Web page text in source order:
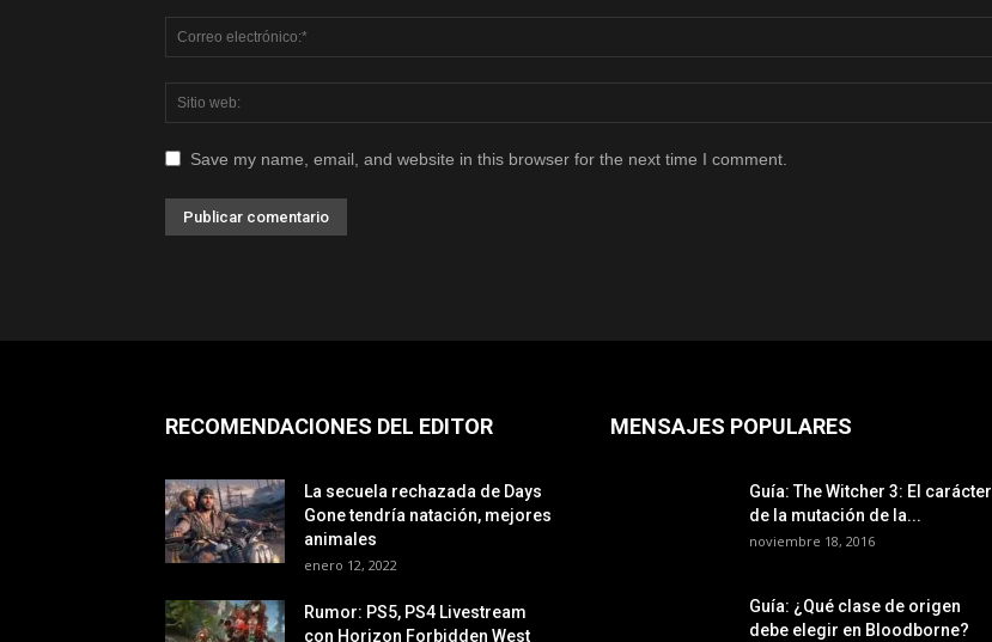
Save my name, email, and website in this browser for the next time I comment.
RECOMENDACIONES DEL EDITOR
La secuela rechazada de Days
Gone tendría natación, mejores
animales
enero 12, 2022
Rumor: PS5, PS4 Livestream
con Horizon Forbidden West
MENSAJES POPULARES
Guía: The Witcher 3: El carácter
de la mutación de la...
noviembre 18, 2016
Guía: ¿Qué clase de origen
debe elegir en Bloodborne?